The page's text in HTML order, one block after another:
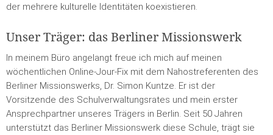
der mehrere kulturelle Identitäten koexistieren.
Unser Träger: das Berliner Missionswerk
In meinem Büro angelangt freue ich mich auf meinen
wöchentlichen Online-Jour-Fix mit dem Nahostreferenten des
Berliner Missionswerks, Dr. Simon Kuntze. Er ist der
Vorsitzende des Schulverwaltungsrates und mein erster
Ansprechpartner unseres Trägers in Berlin. Seit 50 Jahren
unterstützt das Berliner Missionswerk diese Schule, trägt sie